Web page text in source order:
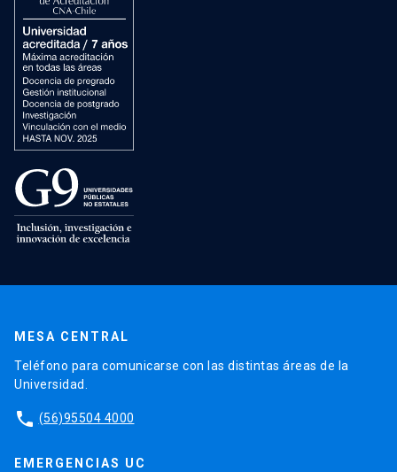
MESA CENTRAL
Teléfono para comunicarse con las distintas áreas de la
Universidad.
phone (56)95504 4000
EMERGENCIAS UC